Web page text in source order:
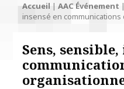
Accueil | AAC Événement |
insensé en
Sens,